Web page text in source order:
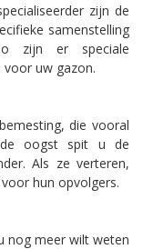
zijn de
samenstelling
zijn er speciale
uw gazon.
die vooral
oogst spit u de
Als ze verteren,
hun opvolgers.
nog meer wilt weten